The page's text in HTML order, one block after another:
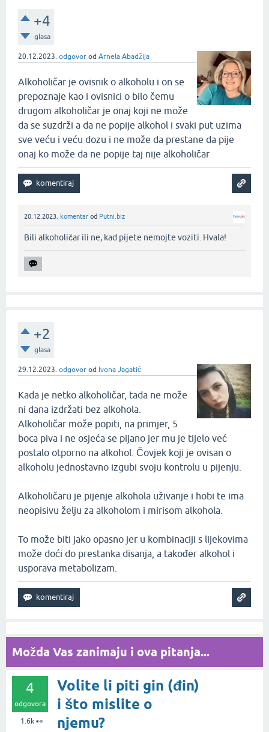
+4
glasa
20.12.2023. odgovor od Arnela Abadžija
Alkoholičar je ovisnik o alkoholu i on se
prepoznaje kao i ovisnici o bilo čemu
drugom alkoholičar je onaj koji ne može
da se suzdrži a da ne popije alkohol i svaki put uzima
sve veću i veću dozu i ne može da prestane da pije
onaj ko može da ne popije taj nije alkoholičar
20.12.2023. komentar od Putni.biz
Bili alkoholičar ili ne, kad pijete nemojte voziti. Hvala!‌
+2
glasa
29.12.2023. odgovor od Ivona Jagatić
Kada je netko alkoholičar, tada ne može
ni dana izdržati bez alkohola.
Alkoholičar može popiti, na primjer, 5
boca piva i ne osjeća se pijano jer mu je tijelo već
postalo otporno na alkohol. Čovjek koji je ovisan o
alkoholu jednostavno izgubi svoju kontrolu u pijenju.
Alkoholičaru je pijenje alkohola uživanje i hobi te ima
neopisivu želju za alkoholom i mirisom alkohola.
To može biti jako opasno jer u kombinaciji s lijekovima
može doći do prestanka disanja, a također alkohol i
usporava metabolizam.
Možda Vas zanimaju i ova pitanja...
4
odgovora
1.6k👀
Volite li piti gin (đin)
i što mislite o
njemu?